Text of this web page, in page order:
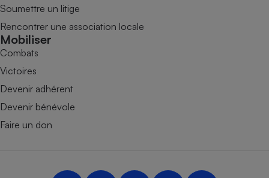
Soumettre un litige
Rencontrer une association locale
Mobiliser
Combats
Victoires
Devenir adhérent
Devenir bénévole
Faire un don